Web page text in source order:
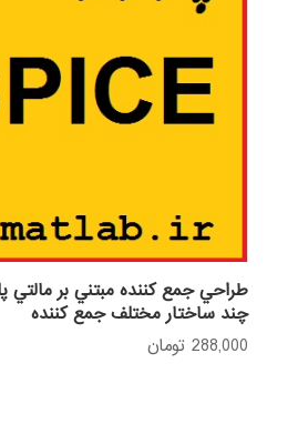
طراحي جمع كننده مبتني بر مالتي
چند ساختار مختلف جمع كننده
288,000 تومان